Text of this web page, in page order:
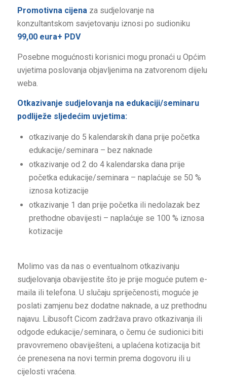
Promotivna cijenaza sudjelovanje na
konzultantskom savjetovanju iznosi po sudioniku
99,00 eura+ PDV
Posebne mogućnosti korisnici mogu pronaći u Općim
uvjetima poslovanja objavljenima na zatvorenom dijelu
weba.
Otkazivanje sudjelovanja na edukaciji/seminaru
podliježe sljedećim uvjetima:
otkazivanje do 5 kalendarskih dana prije početka
edukacije/seminara – bez naknade
otkazivanje od 2 do 4 kalendarska dana prije
početka edukacije/seminara – naplaćuje se 50 %
iznosa kotizacije
otkazivanje 1 dan prije početka ili nedolazak bez
prethodne obavijesti – naplaćuje se 100 % iznosa
kotizacije
Molimo vas da nas o eventualnom otkazivanju
sudjelovanja obavijestite što je prije moguće putem e-
maila ili telefona. U slučaju spriječenosti, moguće je
poslati zamjenu bez dodatne naknade, a uz prethodnu
najavu. Libusoft Cicom zadržava pravo otkazivanja ili
odgode edukacije/seminara, o čemu će sudionici biti
pravovremeno obaviješteni, a uplaćena kotizacija bit
će prenesena na novi termin prema dogovoru ili u
cijelosti vraćena.